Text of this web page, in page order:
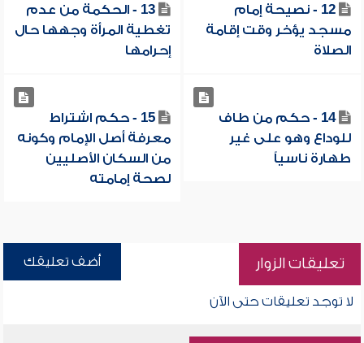
12 - نصيحة إمام
مسجد يؤخر وقت إقامة
الصلاة
13 - الحكمة من عدم
تغطية المرأة وجهها حال
إحرامها
14 - حكم من طاف
للوداع وهو على غير
طهارة ناسياً
15 - حكم اشتراط
معرفة أصل الإمام وكونه
من السكان الأصليين
لصحة إمامته
تعليقات الزوار أضف تعليقك
لا توجد تعليقات حتى الآن